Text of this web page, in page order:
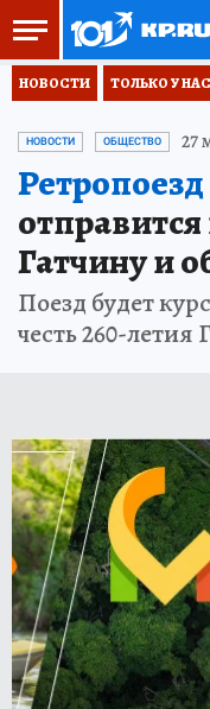
НОВОСТИ ТОЛЬКО У НАС
НОВОСТИ ОБЩЕСТВО 27
Гатчину и
Поезд будет
честь 260-летия